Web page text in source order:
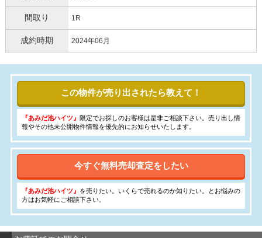
間取り 1R
成約時期 2024年06月
この物件が売り出されたら教えて！
『あみだ池ハイツ』
限定でお探しのお客様は是非ご相談下さい。売り出し情
報やその他未公開物件情報を優先的にお知らせいたします。
今すぐ無料売却査定をしたい
『あみだ池ハイツ』 を売りたい。いくらで売れるのか知りたい。とお悩みの
方はお気軽にご相談下さい。